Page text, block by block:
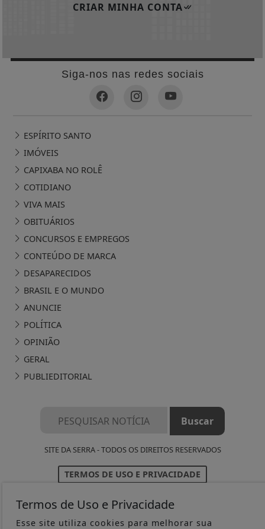
CRIAR MINHA CONTA
Siga-nos nas redes sociais
ESPÍRITO SANTO
IMÓVEIS
CAPIXABA NO ROLÊ
COTIDIANO
VIVA MAIS
OBITUÁRIOS
CONCURSOS E EMPREGOS
CONTEÚDO DE MARCA
DESAPARECIDOS
BRASIL E O MUNDO
ANUNCIE
POLÍTICA
OPINIÃO
GERAL
PUBLIEDITORIAL
SITE DA SERRA - TODOS OS DIREITOS RESERVADOS
TERMOS DE USO E PRIVACIDADE
SOBRE
FAQ
Termos de Uso e Privacidade
Esse site utiliza cookies para melhorar sua